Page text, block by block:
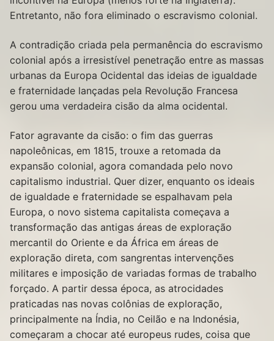
Entretanto, não fora eliminado o escravismo colonial.
A contradição criada pela permanência do escravismo
colonial após a irresistível penetração entre as massas
urbanas da Europa Ocidental das ideias de igualdade
e fraternidade lançadas pela Revolução Francesa
gerou uma verdadeira cisão da alma ocidental.
Fator agravante da cisão: o fim das guerras
napoleônicas, em 1815, trouxe a retomada da
expansão colonial, agora comandada pelo novo
capitalismo industrial. Quer dizer, enquanto os ideais
de igualdade e fraternidade se espalhavam pela
Europa, o novo sistema capitalista começava a
transformação das antigas áreas de exploração
mercantil do Oriente e da África em áreas de
exploração direta, com sangrentas intervenções
militares e imposição de variadas formas de trabalho
forçado. A partir dessa época, as atrocidades
praticadas nas novas colônias de exploração,
principalmente na Índia, no Ceilão e na Indonésia,
começaram a chocar até europeus rudes, coisa que